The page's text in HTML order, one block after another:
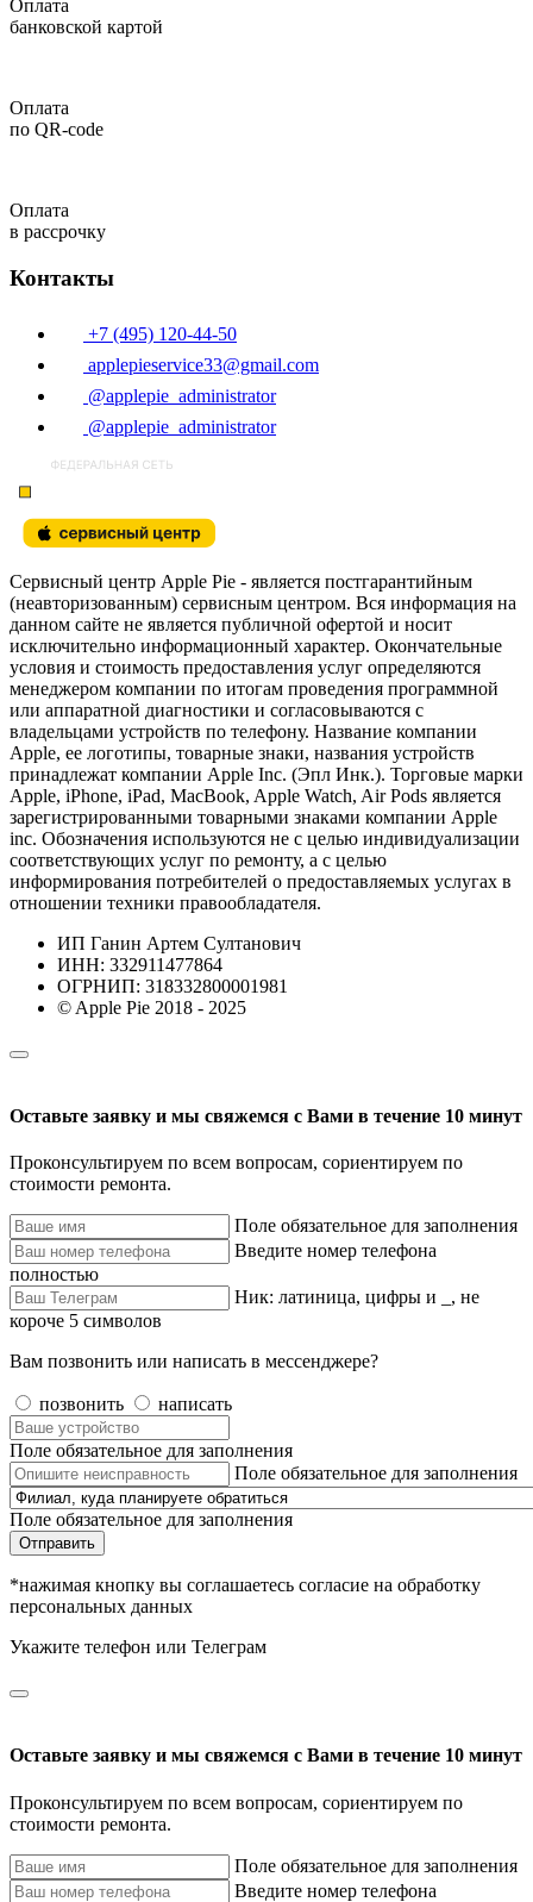
Оплата
банковской картой
Оплата
по QR-code
Оплата
в рассрочку
Контакты
+7 (495) 120-44-50
applepieservice33@gmail.com
@applepie_administrator
@applepie_administrator
Сервисный центр Apple Pie - является постгарантийным
(неавторизованным) сервисным центром. Вся информация на
данном сайте не является публичной офертой и носит
исключительно информационный характер. Окончательные
условия и стоимость предоставления услуг определяются
менеджером компании по итогам проведения программной
или аппаратной диагностики и согласовываются с
владельцами устройств по телефону. Название компании
Apple, ее логотипы, товарные знаки, названия устройств
принадлежат компании Apple Inc. (Эпл Инк.). Торговые марки
Apple, iPhone, iPad, MacBook, Apple Watch, Air Pods является
зарегистрированными товарными знаками компании Apple
inc. Обозначения используются не с целью индивидуализации
соответствующих услуг по ремонту, а с целью
информирования потребителей о предоставляемых услугах в
отношении техники правообладателя.
ИП Ганин Артем Султанович
ИНН: 332911477864
ОГРНИП: 318332800001981
© Apple Pie 2018 - 2025
Оставьте заявку и мы свяжемся с Вами в течение 10 минут
Проконсультируем по всем вопросам, сориентируем по
стоимости ремонта.
Поле обязательное для заполнения
Введите номер телефона
полностью
Ник: латиница, цифры и _, не
короче 5 символов
Вам позвонить или написать в мессенджере?
позвонить написать
Поле обязательное для заполнения
Поле обязательное для заполнения
Поле обязательное для заполнения
Отправить
*нажимая кнопку вы соглашаетесь согласие на обработку
персональных данных
Укажите телефон или Телеграм
Оставьте заявку и мы свяжемся с Вами в течение 10 минут
Проконсультируем по всем вопросам, сориентируем по
стоимости ремонта.
Поле обязательное для заполнения
Введите номер телефона